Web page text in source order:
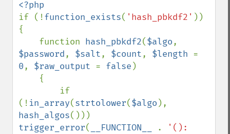
if (!function_exists( 'hash_pbkdf2' ))
{
    function
hash_pbkdf2($algo
$password, $salt, $count, $length
0, $raw_output = false )
(! in_array(strtolower($algo
hash_algos
trigger_error( __FUNCTION__ .
'():